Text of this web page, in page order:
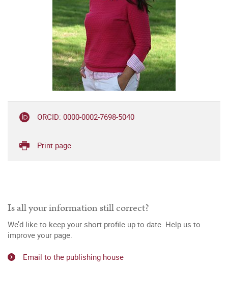
ORCID: 0000-0002-7698-5040
Print page
Is all your information still correct?
We’d like to keep your short profile up to date. Help us to
improve your page.
Email to the publishing house